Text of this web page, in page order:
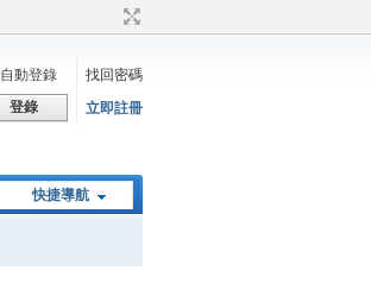
自動登錄
找回密碼
登錄 立即註冊
快捷導航